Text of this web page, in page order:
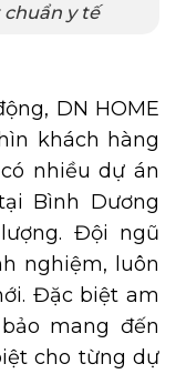
y tế
DN HOME
khách hàng
nhiều dự án
Bình Dương
Đội ngũ
nghiệm, luôn
Đặc biệt am
mang đến
cho từng dự